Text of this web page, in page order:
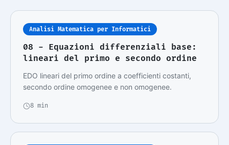
Analisi Matematica per Informatici
08 - Equazioni differenziali base:
lineari del primo e secondo ordine
EDO lineari del primo ordine a coefficienti costanti,
secondo ordine omogenee e non omogenee.
8 min